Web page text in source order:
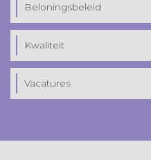
Beloningsbeleid
Kwaliteit
Vacatures